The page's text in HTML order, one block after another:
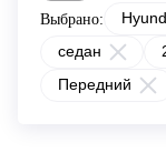
Выбрано:
седан
Передний